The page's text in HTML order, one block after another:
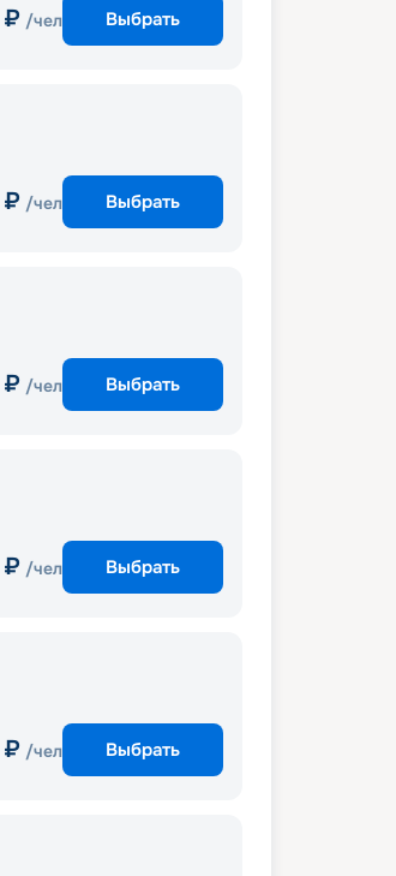
₽ /чел Выбрать
₽ /чел Выбрать
₽ /чел Выбрать
₽ /чел Выбрать
₽ /чел Выбрать